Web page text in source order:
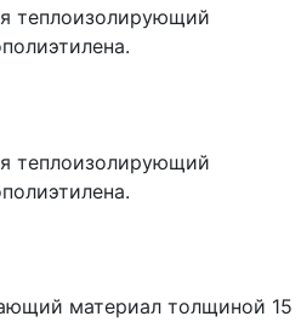
теплоизолирующий
теплоизолирующий
материал толщиной 15